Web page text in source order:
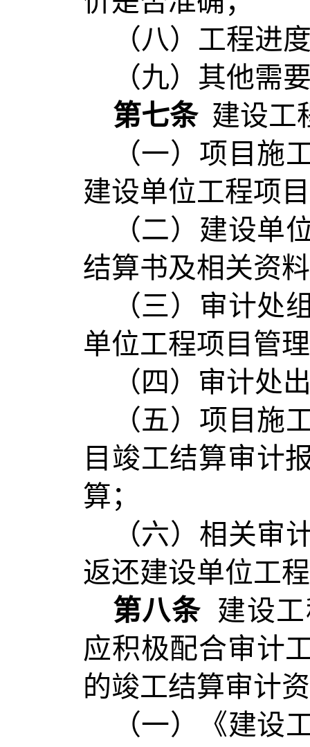
（八）工程进
（九）其他需
第七条 建设工
（一）项目施
建设单位工程项
（二）建设单
结算书及相关资
（三）审计处
单位工程项目管
（四）审计处
（五）项目施
目竣工结算审计
算；
（六）相关审
返还建设单位工
第八条 建设
应积极配合审计
的竣工结算审计
（一）《建设